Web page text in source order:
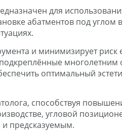
для
абатментов под
и минимизирует
оптимальный
способствуя
угловой
и предсказуемым.